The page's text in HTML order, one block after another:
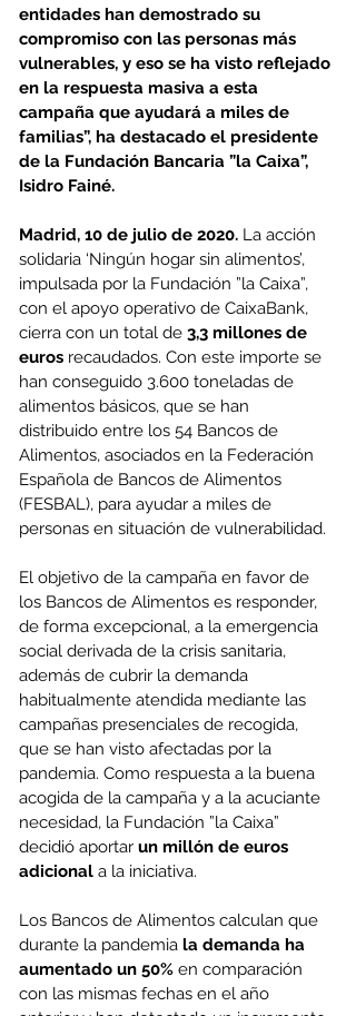
entidades han demostrado su
compromiso con las personas más
vulnerables, y eso se ha visto reflejado
en la respuesta masiva a esta
campaña que ayudará a miles de
familias”, ha destacado el presidente
de la Fundación Bancaria ”la Caixa”,
Isidro Fainé.
Madrid, 10 de julio de 2020. La acción
solidaria ‘Ningún hogar sin alimentos’,
impulsada por la Fundación ”la Caixa”,
con el apoyo operativo de CaixaBank,
cierra con un total de 3,3 millones de
euros recaudados. Con este importe se
han conseguido 3.600 toneladas de
alimentos básicos, que se han
distribuido entre los 54 Bancos de
Alimentos, asociados en la Federación
Española de Bancos de Alimentos
(FESBAL), para ayudar a miles de
personas en situación de vulnerabilidad.
El objetivo de la campaña en favor de
los Bancos de Alimentos es responder,
de forma excepcional, a la emergencia
social derivada de la crisis sanitaria,
además de cubrir la demanda
habitualmente atendida mediante las
campañas presenciales de recogida,
que se han visto afectadas por la
pandemia. Como respuesta a la buena
acogida de la campaña y a la acuciante
necesidad, la Fundación ”la Caixa”
decidió aportar un millón de euros
adicional a la iniciativa.
Los Bancos de Alimentos calculan que
durante la pandemia la demanda ha
aumentado un 50% en comparación
con las mismas fechas en el año